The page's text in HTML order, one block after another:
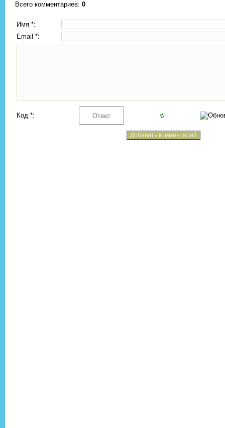
Всего комментариев: 0
Имя *:
Email *:
Код *: